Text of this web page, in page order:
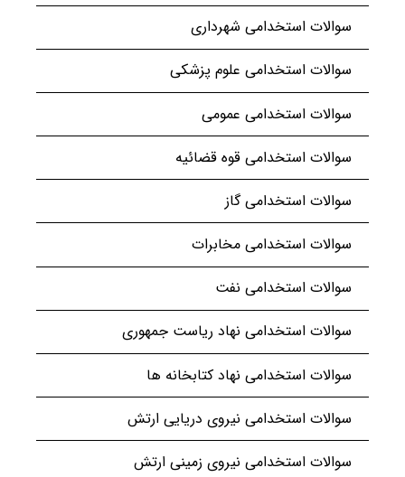
سوالات استخدامی شهرداری
سوالات استخدامی علوم پزشکی
سوالات استخدامی عمومی
سوالات استخدامی قوه قضائیه
سوالات استخدامی گاز
سوالات استخدامی مخابرات
سوالات استخدامی نفت
سوالات استخدامی نهاد ریاست جمهوری
سوالات استخدامی نهاد کتابخانه ها
سوالات استخدامی نیروی دریایی ارتش
سوالات استخدامی نیروی زمینی ارتش